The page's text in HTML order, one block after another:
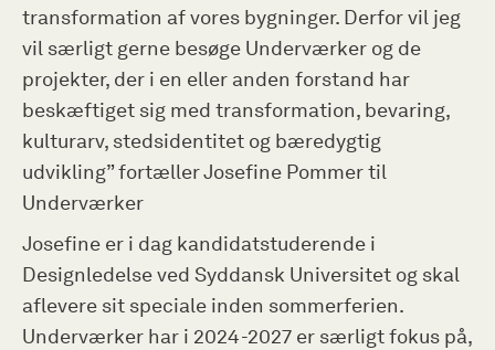
transformation af vores bygninger. Derfor vil jeg
vil særligt gerne besøge Underværker og de
projekter, der i en eller anden forstand har
beskæftiget sig med transformation, bevaring,
kulturarv, stedsidentitet og bæredygtig
udvikling” fortæller Josefine Pommer til
Underværker
Josefine er i dag kandidatstuderende i
Designledelse ved Syddansk Universitet og skal
aflevere sit speciale inden sommerferien.
Underværker har i 2024-2027 er særligt fokus på,